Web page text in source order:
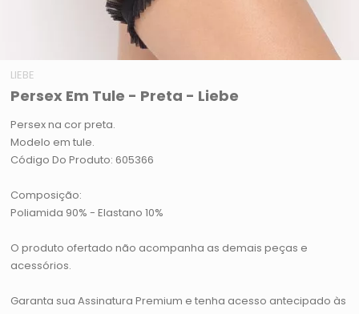
LIEBE
Persex Em Tule - Preta - Liebe
Persex na cor preta.
Modelo em tule.
Código Do Produto: 605366
Composição:
Poliamida 90% - Elastano 10%
O produto ofertado não acompanha as demais peças e
acessórios.
Garanta sua Assinatura Premium e tenha acesso antecipado às